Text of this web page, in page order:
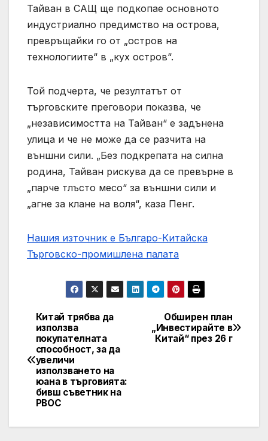
Тайван в САЩ ще подкопае основното
индустриално предимство на острова,
превръщайки го от „остров на
технологиите“ в „кух остров“.
Той подчерта, че резултатът от
търговските преговори показва, че
„независимостта на Тайван“ е задънена
улица и че не може да се разчита на
външни сили. „Без подкрепата на силна
родина, Тайван рискува да се превърне в
„парче тлъсто месо“ за външни сили и
„агне за клане на воля“, каза Пенг.
Нашия източник е Българо-Китайска
Търговско-промишлена палaта
Post
navigation
Обширен план
„Инвестирайте в
Китай“ през 26 г
Китай трябва да
използва
покупателната
способност, за да
увеличи
използването на
юана в търговията:
бивш съветник на
PBOC